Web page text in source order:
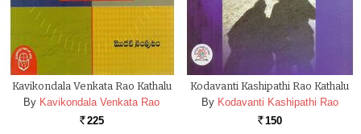
Kavikondala Venkata Rao Kathalu
By Kavikondala Venkata Rao
Rs. 225
Kodavanti Kashipathi Rao Kathalu
By Kodavanti Kashipathi Rao
Rs. 150